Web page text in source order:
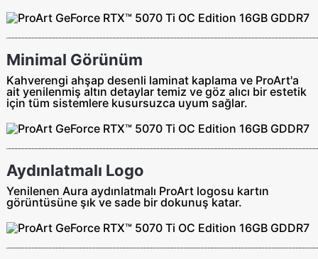
Minimal Görünüm
Kahverengi ahşap desenli laminat kaplama ve ProArt'a
ait yenilenmiş altın detaylar temiz ve göz alıcı bir estetik
için tüm sistemlere kusursuzca uyum sağlar.
Aydınlatmalı Logo
Yenilenen Aura aydınlatmalı ProArt logosu kartın
görüntüsüne şık ve sade bir dokunuş katar.